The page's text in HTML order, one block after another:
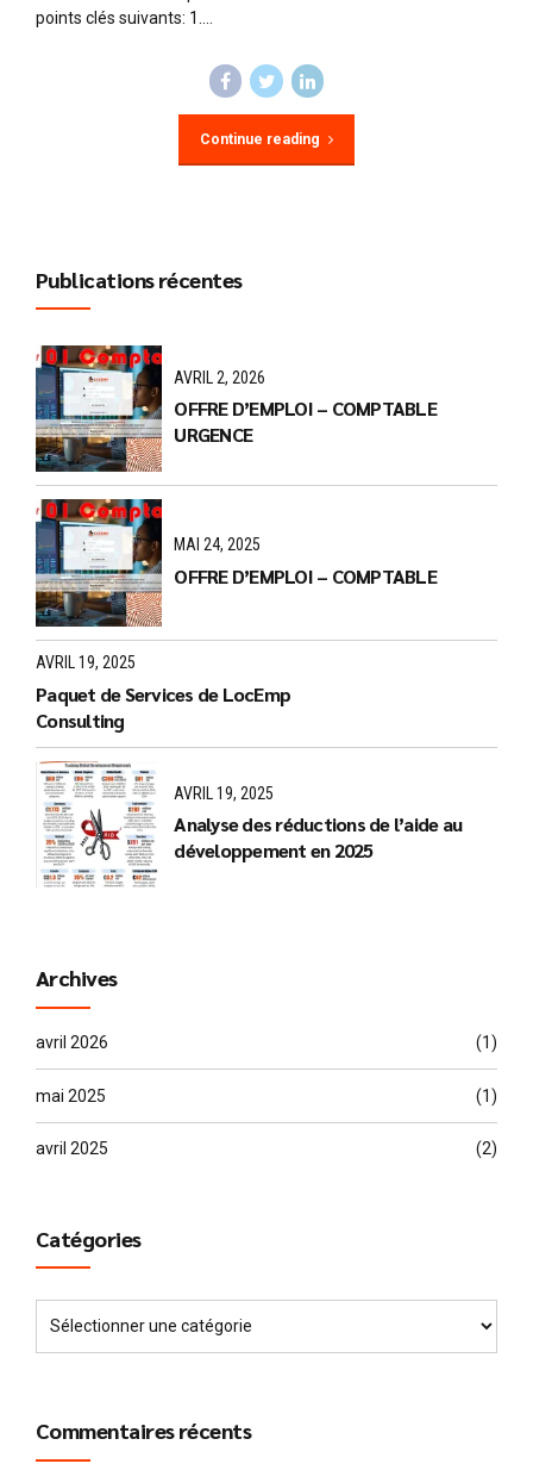
points clés suivants: 1....
Continue reading
Publications récentes
AVRIL 2, 2026
OFFRE D’EMPLOI – COMPTABLE
URGENCE
MAI 24, 2025
OFFRE D’EMPLOI – COMPTABLE
AVRIL 19, 2025
Paquet de Services de LocEmp
Consulting
AVRIL 19, 2025
Analyse des réductions de l’aide au
développement en 2025
Archives
avril 2026 (1)
mai 2025 (1)
avril 2025 (2)
Catégories
Commentaires récents